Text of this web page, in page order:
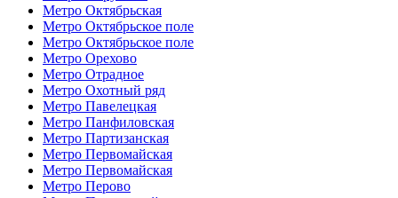
Метро Октябрьская
Метро Октябрьское поле
Метро Октябрьское поле
Метро Орехово
Метро Отрадное
Метро Охотный ряд
Метро Павелецкая
Метро Панфиловская
Метро Партизанская
Метро Первомайская
Метро Первомайская
Метро Перово